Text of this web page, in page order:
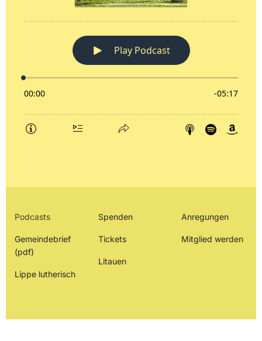
Podcasts
Gemeindebrief
(pdf)
Lippe lutherisch
Spenden
Tickets
Litauen
Anregungen
Mitglied werden